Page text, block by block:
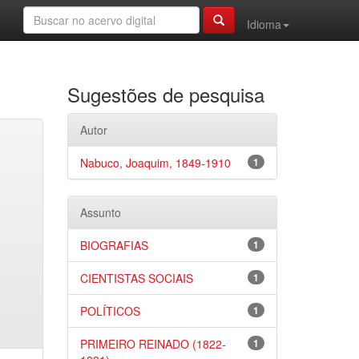
Idioma
Sugestões de pesquisa
Autor
1
Nabuco, Joaquim, 1849-1910
Assunto
1
BIOGRAFIAS
1
CIENTISTAS SOCIAIS
1
POLÍTICOS
1
PRIMEIRO REINADO (1822-